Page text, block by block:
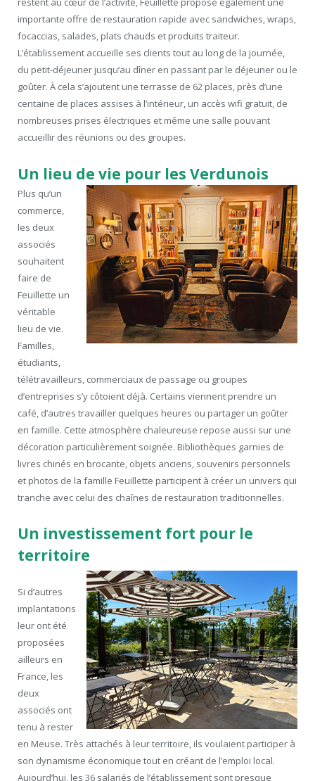
importante offre de restauration rapide avec sandwiches, wraps,
focaccias, salades, plats chauds et produits traiteur.
L’établissement accueille ses clients tout au long de la journée,
du petit-déjeuner jusqu’au dîner en passant par le déjeuner ou le
goûter. À cela s’ajoutent une terrasse de 62 places, près d’une
centaine de places assises à l’intérieur, un accès wifi gratuit, de
nombreuses prises électriques et même une salle pouvant
accueillir des réunions ou des groupes.
Un lieu de vie pour les Verdunois
Plus qu’un
commerce,
les deux
associés
souhaitent
faire de
Feuillette un
véritable
lieu de vie.
Familles,
étudiants,
télétravailleurs, commerciaux de passage ou groupes
d’entreprises s’y côtoient déjà. Certains viennent prendre un
café, d’autres travailler quelques heures ou partager un goûter
en famille. Cette atmosphère chaleureuse repose aussi sur une
décoration particulièrement soignée. Bibliothèques garnies de
livres chinés en brocante, objets anciens, souvenirs personnels
et photos de la famille Feuillette participent à créer un univers qui
tranche avec celui des chaînes de restauration traditionnelles.
Un investissement fort pour le
territoire
Si d’autres
implantations
leur ont été
proposées
ailleurs en
France, les
deux
associés ont
tenu à rester
en Meuse. Très attachés à leur territoire, ils voulaient participer à
son dynamisme économique tout en créant de l’emploi local.
Aujourd’hui, les 36 salariés de l’établissement sont presque